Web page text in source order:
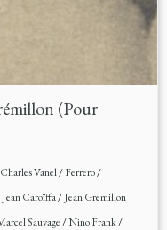
(Pour
Charles Vanel/Ferrero/
Jean Caroïffa/Jean Gremillon
Sauvage/Nino Frank/